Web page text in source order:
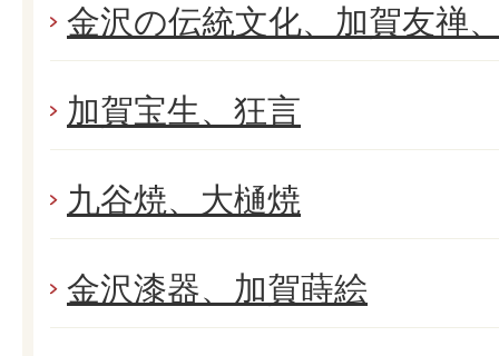
金沢の伝統文化、加賀友禅
加賀宝生、狂言
九谷焼、大樋焼
金沢漆器、加賀蒔絵